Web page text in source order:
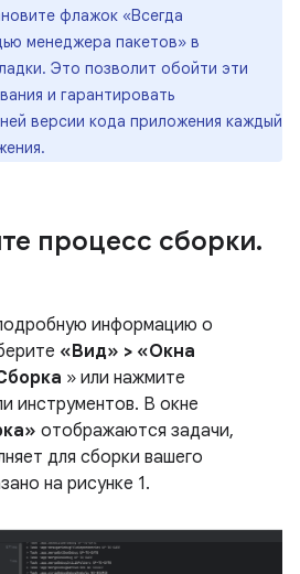
флажок «Всегда
менеджера пакетов» в
Это позволит обойти эти
и гарантировать
версии кода приложения каждый
процесс сборки.
информацию о
«Вид» > «Окна
» или нажмите
инструментов. В окне
отображаются задачи,
для сборки вашего
на рисунке 1.